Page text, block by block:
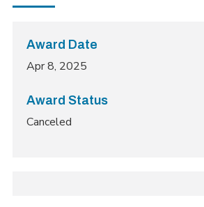
Award Date
Apr 8, 2025
Award Status
Canceled